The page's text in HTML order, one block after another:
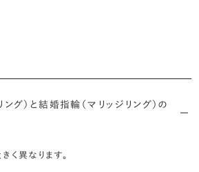
グ）と結婚指輪（マリッジリング）の
く異なります。